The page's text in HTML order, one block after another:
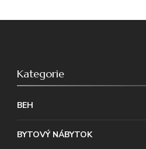
Kategorie
BEH
BYTOVÝ NÁBYTOK